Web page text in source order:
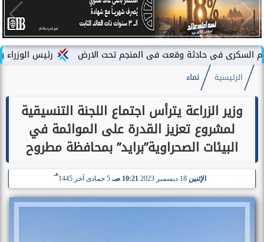
رئيس الوزراء يشهد وقعت فى المنجم تحت الارض
الرئيسية نماء
وزير الزراعة يترأس اجتماع اللجنة التنسيقية
لمشروع تعزيز القدرة على الموائمة في
البيئات الصحراوية”برايد” بمحافظة مطروح
الإثنين 18 ديسمبر 2023 10:21 صـ 5 جمادى آخر 1445
هـ